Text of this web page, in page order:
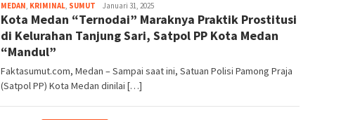
MEDAN, KRIMINAL, SUMUT Faktasumut.com
Januari 31, 2025
Kota Medan “Ternodai” Maraknya Praktik Prostitusi
di Kelurahan Tanjung Sari, Satpol PP Kota Medan
“Mandul”
Faktasumut.com, Medan – Sampai saat ini, Satuan Polisi Pamong Praja
(Satpol PP) Kota Medan dinilai […]